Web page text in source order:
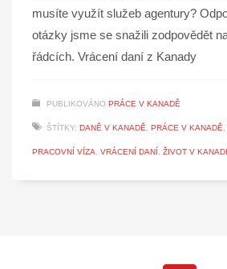
musíte využít služeb agentury?
otázky jsme se snažili zodpovědět
řádcích. Vrácení daní z Kanady
PUBLIKOVÁNO PRÁCE V KANADĚ
ŠTÍTKY: DANĚ V KANADĚ, PRÁCE V KANADĚ,
PRACOVNÍ VÍZA, VRÁCENÍ DANÍ, ŽIVOT V